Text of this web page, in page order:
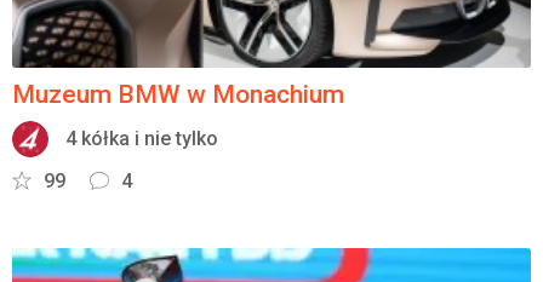
Muzeum BMW w Monachium
4 kółka i nie tylko
99
4